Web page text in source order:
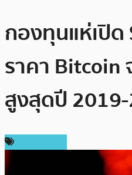
กองทุนแห่เปิด
ราคา Bitcoin
สูงสุดปี